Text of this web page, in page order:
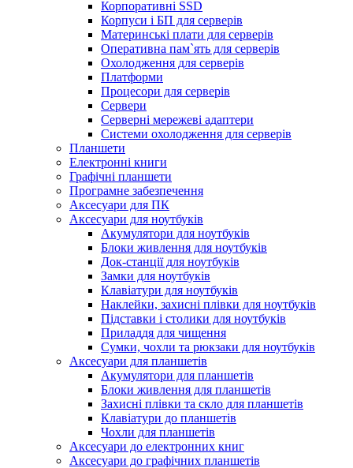
Корпоративні SSD
Корпуси і БП для серверів
Материнські плати для серверів
Оперативна пам`ять для серверів
Охолодження для серверів
Платформи
Процесори для серверів
Сервери
Серверні мережеві адаптери
Системи охолодження для серверів
Планшети
Електронні книги
Графічні планшети
Програмне забезпечення
Аксесуари для ПК
Аксесуари для ноутбуків
Акумулятори для ноутбуків
Блоки живлення для ноутбуків
Док-станції для ноутбуків
Замки для ноутбуків
Клавіатури для ноутбуків
Наклейки, захисні плівки для ноутбуків
Підставки і столики для ноутбуків
Приладдя для чищення
Сумки, чохли та рюкзаки для ноутбуків
Аксесуари для планшетів
Акумулятори для планшетів
Блоки живлення для планшетів
Захисні плівки та скло для планшетів
Клавіатури до планшетів
Чохли для планшетів
Аксесуари до електронних книг
Аксесуари дo графічних планшетів